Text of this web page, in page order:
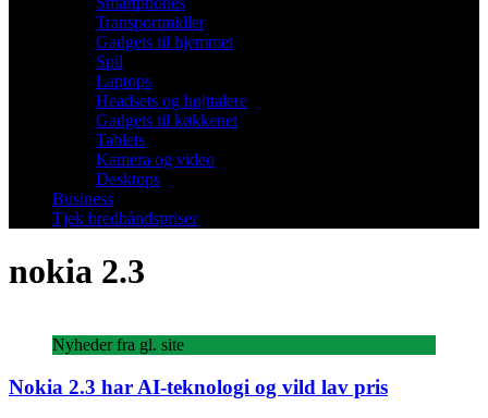
Transportmidler
Gadgets til hjemmet
Spil
Laptops
Headsets og højttalere
Gadgets til køkkenet
Tablets
Kamera og video
Desktops
Business
Tjek bredbåndspriser
nokia 2.3
Nyheder fra gl. site
Nokia 2.3 har AI-teknologi og vild lav pris